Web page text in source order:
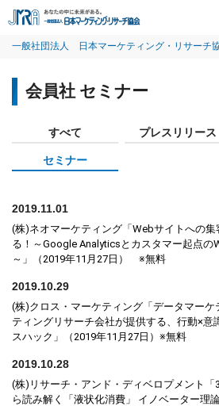
一般社団法人 日本マーケティング・リサーチ
会員社 セミナー
すべて プレスリリース
セミナー
2019.11.01
(株)ネオマーケティング「Webサイトへの
る！～Google Analyticsとカスタマー起点の
～」（2019年11月27日） ※無料
2019.10.29
(株)クロス・マーケティング「データマー
ティングリサーチ会社が提供する、行動×意
スハック」（2019年11月27日）※無料
2019.10.28
(株)リサーチ・アンド・ディベロプメント「
ら読み解く「液状化消費」 イノベーター理